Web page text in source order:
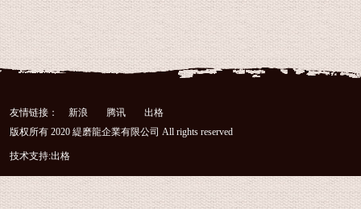
友情链接： 新浪 腾讯
出格
版权所有 2020 緹磨龍企業有限公司 All rights reserved
技术支持:出格